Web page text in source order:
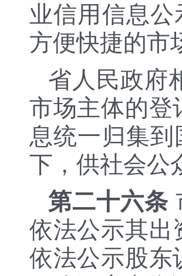
业信用信息
方便快捷的市
省人民政府
市场主体的登
息统一归集
下，供社会公
第二十六条
依法公示其出
依法公示股东